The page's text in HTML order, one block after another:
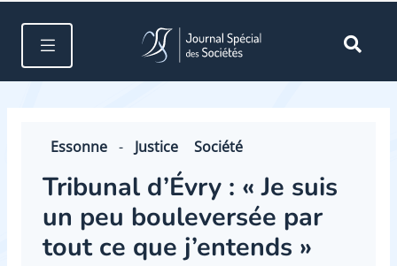
Essonne - Justice Société
Tribunal d’Évry : « Je suis
un peu bouleversée par
tout ce que j’entends »